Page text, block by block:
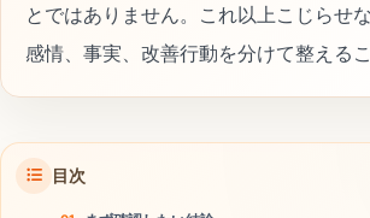
とではありません。これ以上こじらせな
感情、事実、改善行動を分けて整えるこ
目次